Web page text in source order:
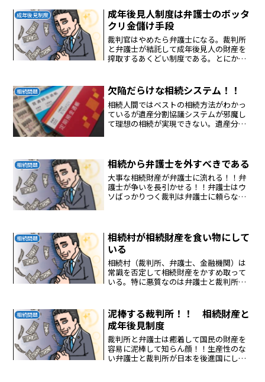
成年後見制度
成年後見人制度は弁護士のボッタ
クリ金儲け手段
裁判官はやめたら弁護士になる。裁判所
と弁護士が結託して成年後見人の財産を
搾取するあくどい制度である。とにかく
欺である。裁判所は詐欺システムを運用
している。
相続問題 欠陥だらけな相続システム！！
相続人間ではベストの相続方法がわかっ
ているが遺産分割協議システムが邪魔し
て理想の相続が実現できない。遺産分割
相続問題 相続から弁護士を外すべきである
大事な相続財産が弁護士に流れる！！弁
護士が争いを長引かせる！！弁護士はウ
ソばっかりつく裁判は弁護士に頼らない
相続問題
相続村が相続財産を食い物にして
いる
相続村（裁判所、弁護士、金融機関）は
常識を否定して相続財産をかすめ取って
いる。特に悪質なのは弁護士と裁判所で
相続問題
泥棒する裁判所！！ 相続財産と
成年後見制度
裁判所と弁護士は癒着して国民の財産を
容易に泥棒して知らん顔！！生産性のな
い弁護士と裁判所が日本を後進国にして